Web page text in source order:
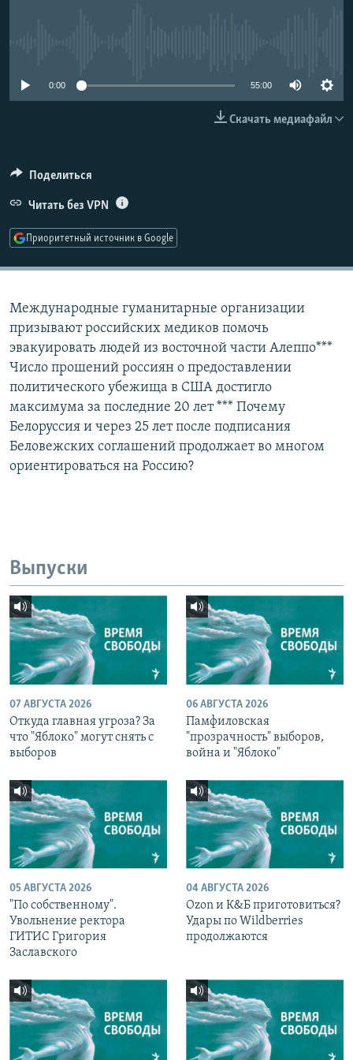
СОЦИАЛЬНЫЕ СЕТИ
0:00 55:00
Скачать медиафайл
Поделиться
Читать без VPN
Приоритетный источник в Google
Международные гуманитарные организации
призывают российских медиков помочь
эвакуировать людей из восточной части Алеппо***
Число прошений россиян о предоставлении
политического убежища в США достигло
максимума за последние 20 лет *** Почему
Белоруссия и через 25 лет после подписания
Беловежских соглашений продолжает во многом
ориентироваться на Россию?
Выпуски
07 АВГУСТА 2026
Откуда главная угроза? За
что "Яблоко" могут снять с
выборов
06 АВГУСТА 2026
Памфиловская
"прозрачность" выборов,
война и "Яблоко"
05 АВГУСТА 2026
"По собственному".
Увольнение ректора
ГИТИС Григория
Заславского
04 АВГУСТА 2026
Ozon и К&Б приготовиться?
Удары по Wildberries
продолжаются